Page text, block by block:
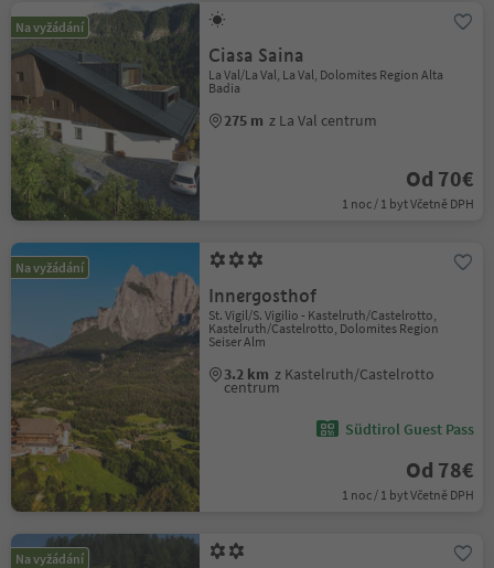
Na vyžádání
Ciasa Saina
La Val/La Val, La Val, Dolomites Region Alta
Badia
275 m z La Val centrum
Od 70€
1 noc / 1 byt Včetně DPH
Na vyžádání
Innergosthof
St. Vigil/S. Vigilio - Kastelruth/Castelrotto,
Kastelruth/Castelrotto, Dolomites Region
Seiser Alm
3.2 km z Kastelruth/Castelrotto
centrum
Südtirol Guest Pass
Od 78€
1 noc / 1 byt Včetně DPH
Na vyžádání